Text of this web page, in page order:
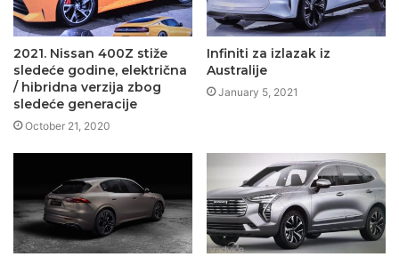
2021. Nissan 400Z stiže
sledeće godine, električna
/ hibridna verzija zbog
sledeće generacije
October 21, 2020
Infiniti za izlazak iz
Australije
January 5, 2021